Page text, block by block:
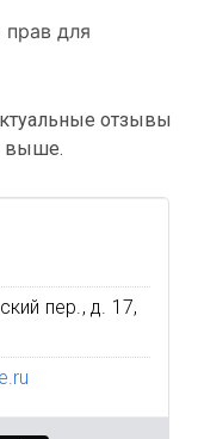
прав для
отзывы
выше.
пер., д. 17,